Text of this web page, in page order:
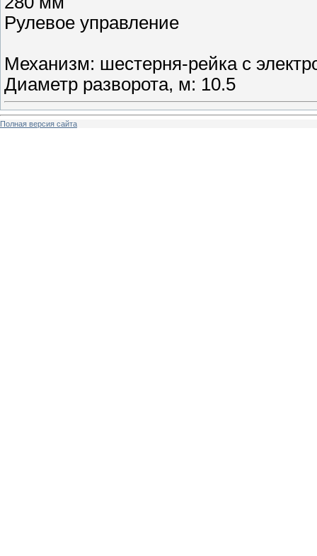
Рулевое управление
Механизм: шестерня-рейка с
Диаметр разворота, м: 10.5
Полная версия сайта